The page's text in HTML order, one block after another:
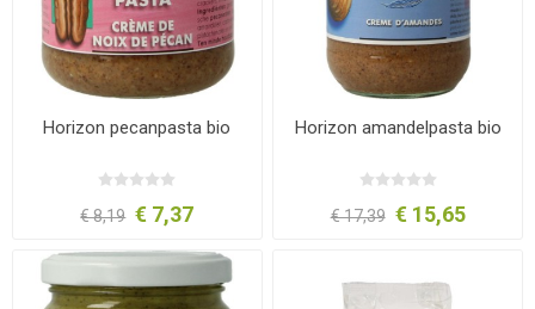
Horizon pecanpasta bio
€ 8,19 € 7,37
Horizon amandelpasta bio
€ 17,39 € 15,65